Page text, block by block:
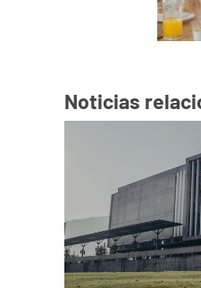
Noticias